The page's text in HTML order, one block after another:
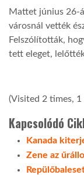
Mattet június 26-
városnál vették
Felszólították,
tett eleget,
(Visited 2 times,
Kapcsolódó
Kanada
Zene az